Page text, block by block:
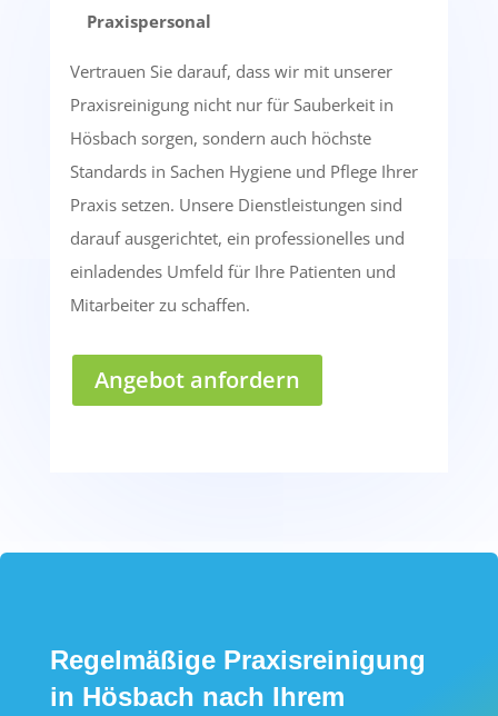
Praxispersonal
Vertrauen Sie darauf, dass wir mit unserer
Praxisreinigung nicht nur für Sauberkeit in
Hösbach sorgen, sondern auch höchste
Standards in Sachen Hygiene und Pflege Ihrer
Praxis setzen. Unsere Dienstleistungen sind
darauf ausgerichtet, ein professionelles und
einladendes Umfeld für Ihre Patienten und
Mitarbeiter zu schaffen.
Angebot anfordern
Regelmäßige Praxisreinigung
in Hösbach nach Ihrem